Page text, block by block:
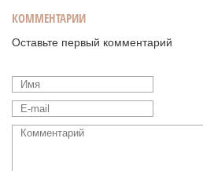
КОММЕНТАРИИ
Оставьте первый комментарий